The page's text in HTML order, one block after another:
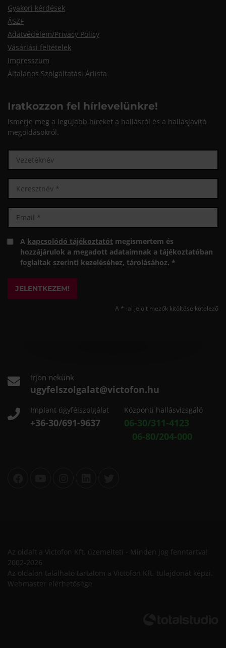
Gyakori kérdések
ÁSZF
Adatvédelem/Privacy Policy
Vásárlási feltételek
Impresszum
Általános Szolgáltatási Árlista
Iratkozzon fel hírlevelünkre!
Ismerje meg a legújabb híreket a hallásról és a hallásjavító
megoldásokról.
A kapcsolódó tájékoztatót megismertem és
hozzájárulok a megadott adataimnak a tájékoztatóban
foglaltak szerinti kezeléséhez, tárolásához. *
JELENTKEZEM!
A * -al jelölt mezők kitöltése kötelező
írjon nekünk
ugyfelszolgalat@victofon.hu
Implant ügyfélszolgálat
+36-30/691-9637
Központi hallásvizsgáló
06-30/311-4123
06-80/204-000
Az oldalt a Victofon Kft. üzemelteti - Minden jog fenntartva!
2002-2026
Az oldalon található tartalom a Victofon Kft. tulajdonát képzi.
Webmaster elérhetősége